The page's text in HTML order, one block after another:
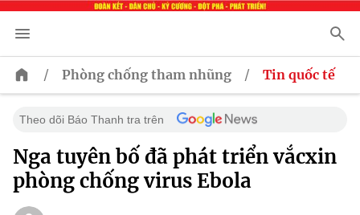
/ Phòng chống tham nhũng / Tin quốc tế
Theo dõi Báo Thanh tra trên
Nga tuyên bố đã phát triển vắcxin
phòng chống virus Ebola